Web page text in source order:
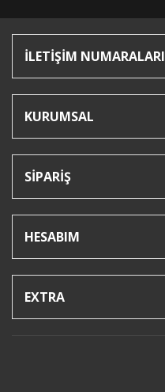
İLETİŞİM NUMARALARI
KURUMSAL
SİPARİŞ
HESABIM
EXTRA